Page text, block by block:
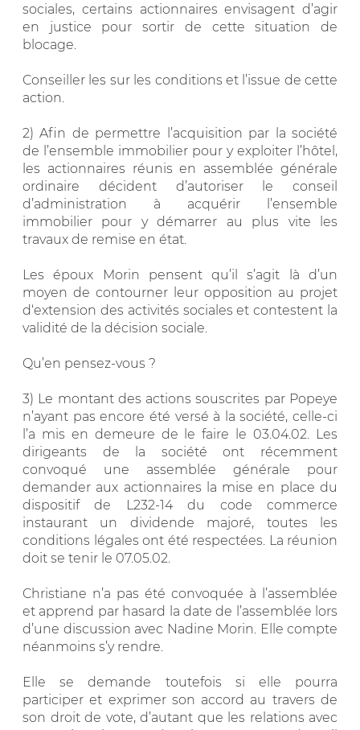
sociales, certains actionnaires envisagent d’agir
en justice pour sortir de cette situation de
blocage.
Conseiller les sur les conditions et l’issue de cette
action.
2) Afin de permettre l’acquisition par la société
de l’ensemble immobilier pour y exploiter l’hôtel,
les actionnaires réunis en assemblée générale
ordinaire décident d’autoriser le conseil
d’administration à acquérir l’ensemble
immobilier pour y démarrer au plus vite les
travaux de remise en état.
Les époux Morin pensent qu’il s’agit là d’un
moyen de contourner leur opposition au projet
d‘extension des activités sociales et contestent la
validité de la décision sociale.
Qu’en pensez-vous ?
3) Le montant des actions souscrites par Popeye
n’ayant pas encore été versé à la société, celle-ci
l’a mis en demeure de le faire le 03.04.02. Les
dirigeants de la société ont récemment
convoqué une assemblée générale pour
demander aux actionnaires la mise en place du
dispositif de L232-14 du code commerce
instaurant un dividende majoré, toutes les
conditions légales ont été respectées. La réunion
doit se tenir le 07.05.02.
Christiane n’a pas été convoquée à l’assemblée
et apprend par hasard la date de l’assemblée lors
d’une discussion avec Nadine Morin. Elle compte
néanmoins s’y rendre.
Elle se demande toutefois si elle pourra
participer et exprimer son accord au travers de
son droit de vote, d’autant que les relations avec